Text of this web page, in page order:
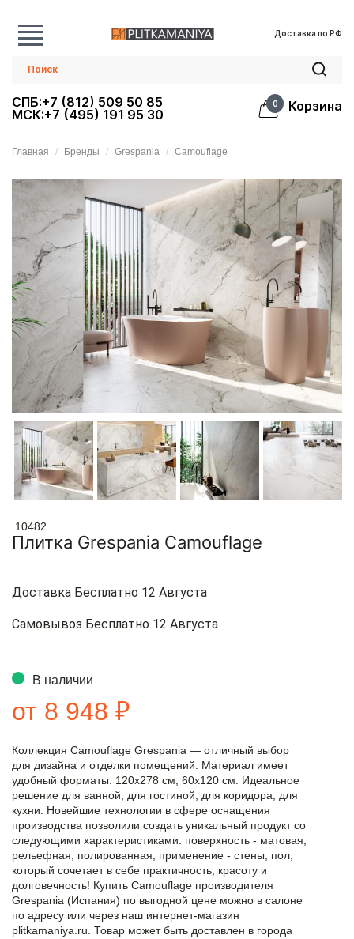
Доставка по РФ
СПБ:+7 (812) 509 50 85
МСК:+7 (495) 191 95 30
0 Корзина
Главная Бренды Grespania Camouflage
10482
Плитка Grespania Camouflage
Доставка Бесплатно 12 Августа
Самовывоз Бесплатно 12 Августа
В наличии
от 8 948 ₽
Коллекция Camouflage Grespania — отличный выбор
для дизайна и отделки помещений. Материал имеет
удобный форматы: 120x278 см, 60x120 см. Идеальное
решение для ванной, для гостиной, для коридора, для
кухни. Новейшие технологии в сфере оснащения
производства позволили создать уникальный продукт со
следующими характеристиками: поверхность - матовая,
рельефная, полированная, применение - стены, пол,
который сочетает в себе практичность, красоту и
долговечность! Купить Camouflage производителя
Grespania (Испания) по выгодной цене можно в салоне
по адресу или через наш интернет-магазин
plitkamaniya.ru. Товар может быть доставлен в города